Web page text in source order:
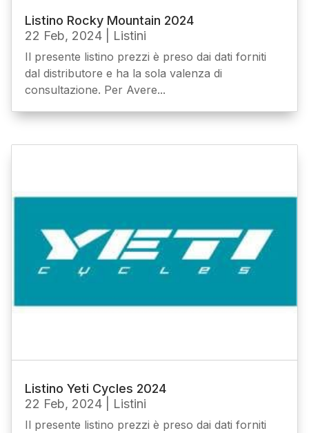
Listino Rocky Mountain 2024
22 Feb, 2024
Listini
Il presente listino prezzi è preso dai dati forniti
dal distributore e ha la sola valenza di
consultazione. Per Avere...
Listino Yeti Cycles 2024
22 Feb, 2024
Listini
Il presente listino prezzi è preso dai dati forniti